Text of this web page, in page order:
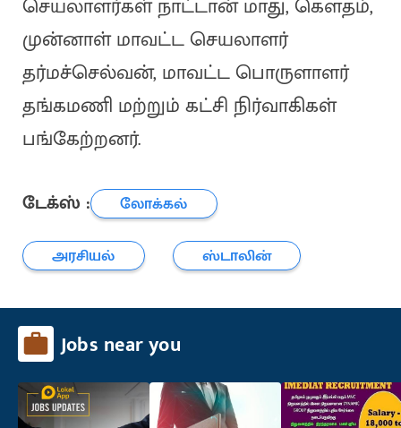
செயலாளர்கள் நாட்டான் மாது, கௌதம்,
முன்னாள் மாவட்ட செயலாளர்
தர்மச்செல்வன், மாவட்ட பொருளாளர்
தங்கமணி மற்றும் கட்சி நிர்வாகிகள்
பங்கேற்றனர்.
டேக்ஸ் :
லோக்கல்
அரசியல்
ஸ்டாலின்
Jobs near you